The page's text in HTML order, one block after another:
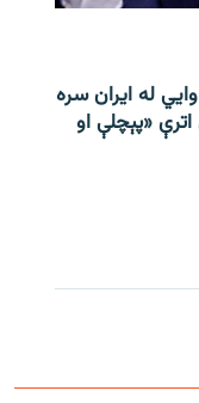
له ایران سره
«پېچلې او